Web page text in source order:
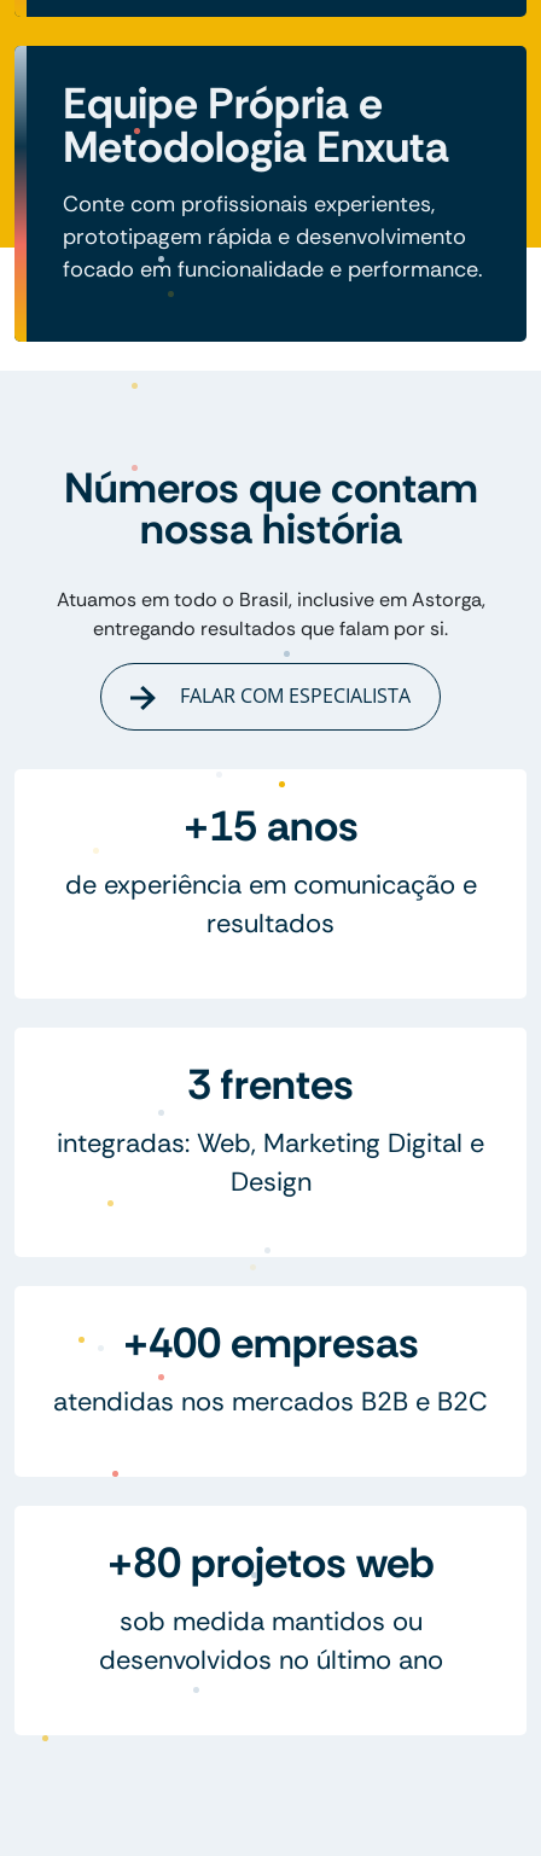
Equipe Própria e
Metodologia Enxuta
Conte com profissionais experientes,
prototipagem rápida e desenvolvimento
focado em funcionalidade e performance.
Números que contam
nossa história
Atuamos em todo o Brasil, inclusive em Astorga,
entregando resultados que falam por si.
FALAR COM ESPECIALISTA
+15 anos
de experiência em comunicação e
resultados
3 frentes
integradas: Web, Marketing Digital e
Design
+400 empresas
atendidas nos mercados B2B e B2C
+80 projetos web
sob medida mantidos ou
desenvolvidos no último ano